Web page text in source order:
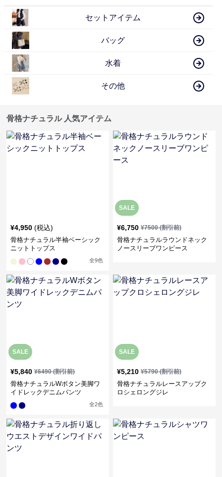
セットアイテム
バッグ
水着
その他
骨格ナチュラル 人気アイテム
¥4,950 (税込)
骨格ナチュラル半袖ベーシック
ニットトップス
全9色
SALE
¥6,750 ¥7500(割引前)
骨格ナチュラルラウンドネック
ノースリーブワンピース
SALE
¥5,840 ¥6490(割引前)
骨格ナチュラルWボタン美脚ワ
イドレックデニムパンツ
全2色
SALE
¥5,210 ¥5790(割引前)
骨格ナチュラルレースアップク
ロシェロングジレ